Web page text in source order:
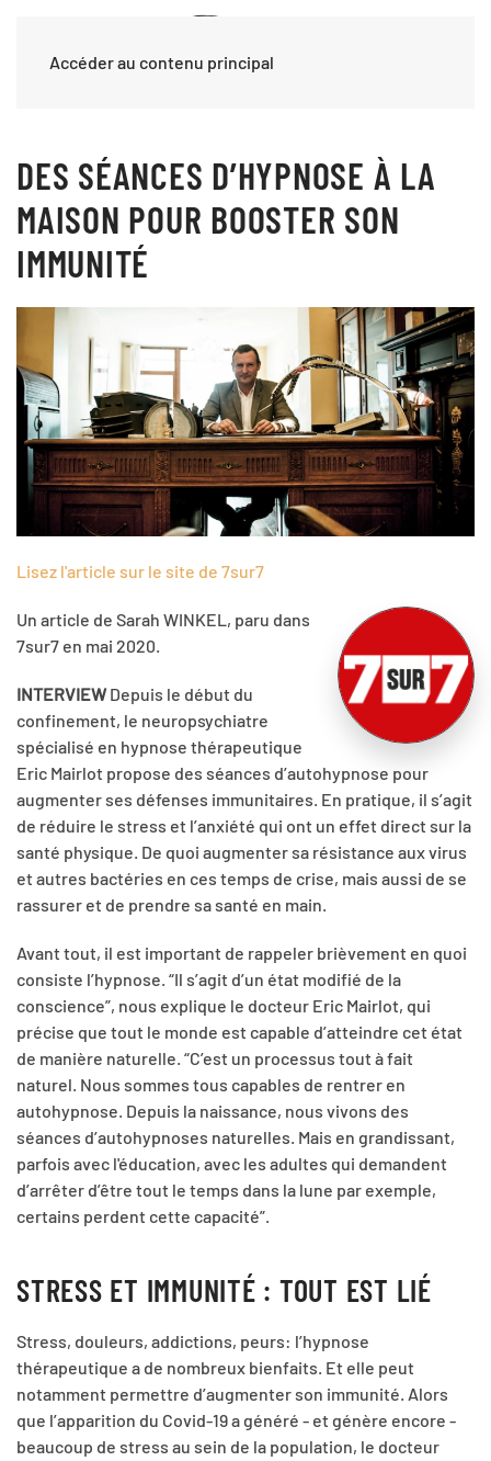
Accéder au contenu principal
DES SÉANCES D’HYPNOSE À LA
MAISON POUR BOOSTER SON
IMMUNITÉ
Lisez l'article sur le site de 7sur7
Un article de Sarah WINKEL, paru dans
7sur7 en mai 2020.
INTERVIEW Depuis le début du
confinement, le neuropsychiatre
spécialisé en hypnose thérapeutique
Eric Mairlot propose des séances d’autohypnose pour
augmenter ses défenses immunitaires. En pratique, il s’agit
de réduire le stress et l’anxiété qui ont un effet direct sur la
santé physique. De quoi augmenter sa résistance aux virus
et autres bactéries en ces temps de crise, mais aussi de se
rassurer et de prendre sa santé en main.
Avant tout, il est important de rappeler brièvement en quoi
consiste l’hypnose. “Il s’agit d’un état modifié de la
conscience”, nous explique le docteur Eric Mairlot, qui
précise que tout le monde est capable d’atteindre cet état
de manière naturelle. “C’est un processus tout à fait
naturel. Nous sommes tous capables de rentrer en
autohypnose. Depuis la naissance, nous vivons des
séances d’autohypnoses naturelles. Mais en grandissant,
parfois avec l'éducation, avec les adultes qui demandent
d’arrêter d’être tout le temps dans la lune par exemple,
certains perdent cette capacité”.
STRESS ET IMMUNITÉ : TOUT EST LIÉ
Stress, douleurs, addictions, peurs: l’hypnose
thérapeutique a de nombreux bienfaits. Et elle peut
notamment permettre d’augmenter son immunité. Alors
que l’apparition du Covid-19 a généré - et génère encore -
beaucoup de stress au sein de la population, le docteur